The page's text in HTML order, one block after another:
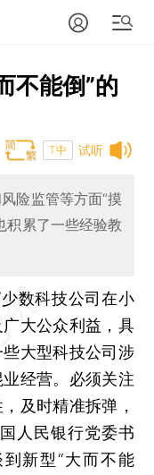
不能倒”的
试听
T中
险监管等方面“摸
积累了一些经验教
少数科技公司在小
大公众利益，具
大型科技公司涉
经营。必须关注
及时精准拆弹，
人民银行党委书
到新型“大而不能